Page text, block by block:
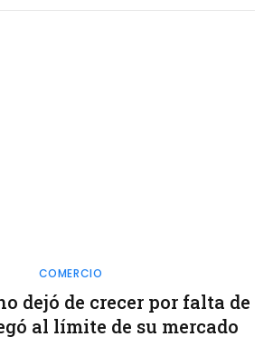
COMERCIO
dejó de crecer por falta de
al límite de su mercado